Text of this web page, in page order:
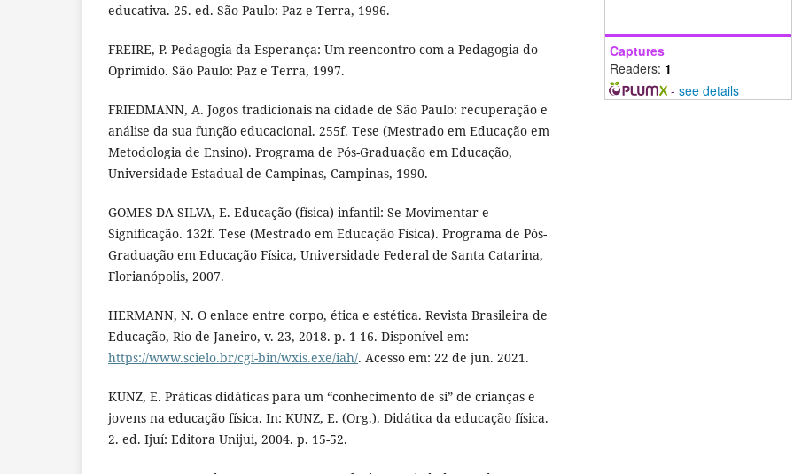
educativa. 25. ed. São Paulo: Paz e Terra, 1996.
FREIRE, P. Pedagogia da Esperança: Um reencontro com a Pedagogia do
Oprimido. São Paulo: Paz e Terra, 1997.
FRIEDMANN, A. Jogos tradicionais na cidade de São Paulo: recuperação e
análise da sua função educacional. 255f. Tese (Mestrado em Educação em
Metodologia de Ensino). Programa de Pós-Graduação em Educação,
Universidade Estadual de Campinas, Campinas, 1990.
GOMES-DA-SILVA, E. Educação (física) infantil: Se-Movimentar e
Significação. 132f. Tese (Mestrado em Educação Física). Programa de Pós-
Graduação em Educação Física, Universidade Federal de Santa Catarina,
Florianópolis, 2007.
HERMANN, N. O enlace entre corpo, ética e estética. Revista Brasileira de
Educação, Rio de Janeiro, v. 23, 2018. p. 1-16. Disponível em:
https://www.scielo.br/cgi-bin/wxis.exe/iah/. Acesso em: 22 de jun. 2021.
KUNZ, E. Práticas didáticas para um “conhecimento de si” de crianças e
jovens na educação física. In: KUNZ, E. (Org.). Didática da educação física.
2. ed. Ijuí: Editora Unijui, 2004. p. 15-52.
Captures
Readers: 1
- see details